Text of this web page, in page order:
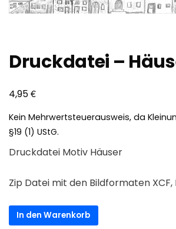
Druckdatei –
4,95€
Kein Mehrwertsteuerausweis, da
§19 (1) UStG.
Druckdatei Motiv Häuser
Zip Datei mit den Bildformaten XCF,
Druckdatei
-
In den Warenkorb